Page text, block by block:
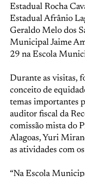
Estadual Rocha
Estadual Afrânio
Geraldo Melo dos
Municipal Jaime
29 na Escola
Durante as visitas,
conceito de
temas importantes
auditor fiscal da
comissão mista do
Alagoas, Yuri
as atividades com
“Na Escola